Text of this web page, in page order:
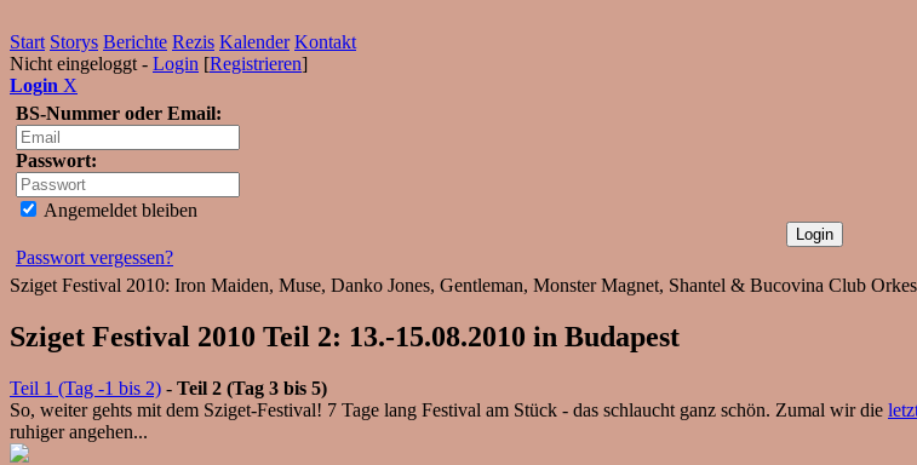
Start Storys Berichte Rezis Kalender Kontakt
Nicht eingeloggt - Login [Registrieren]
Login X
BS-Nummer oder Email:
Passwort:
Angemeldet bleiben
Passwort vergessen?
Sziget Festival 2010: Iron Maiden, Muse, Danko Jones, Gentleman, Monster Magnet, Shantel & Bucovina Club
Sziget Festival 2010 Teil 2: 13.-15.08.2010 in Budapest
Teil 1 (Tag -1 bis 2) - Teil 2 (Tag 3 bis 5)
So, weiter gehts mit dem Sziget-Festival! 7 Tage lang Festival am Stück - das schlaucht ganz schön. Zumal wir die
ruhiger angehen...